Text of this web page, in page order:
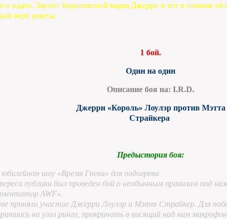
ждать. Звучит Королевский марш Джерри и тот в полном
верх рампы.
1 бой.
Один на один
Описание боя на: I.R.D.
Джерри «Король» Лоулэр против Мэтта
Страйкера
Предыстория боя:
шоу «Время Гнева» для подогрева
публики был проведен бой о необычным правилам под
AWF».
приняли участие Джерри Лоулэр и Мэтт Страйкер. Для
на угол ринга, прокричать в висящий над ним